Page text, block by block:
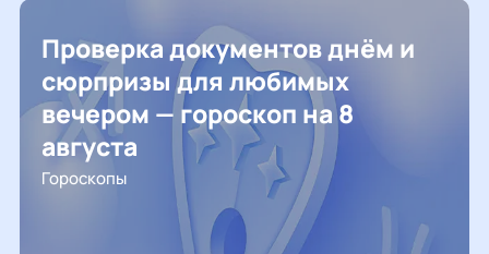
Проверка документов днём и
сюрпризы для любимых
вечером — гороскоп на 8
августа
Гороскопы